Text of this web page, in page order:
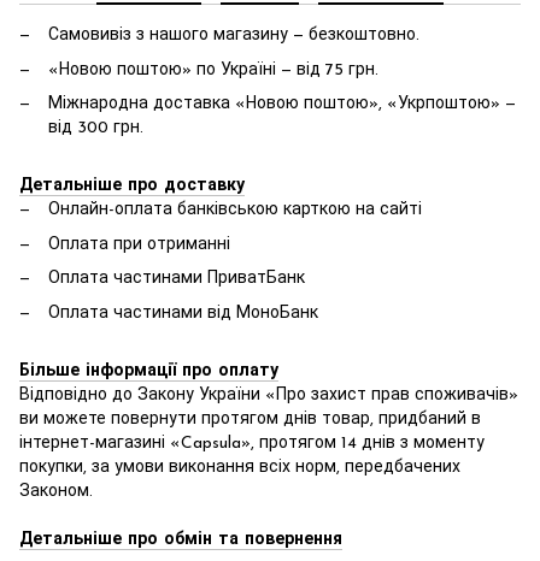
Самовивіз з нашого магазину — безкоштовно.
«Новою поштою» по Україні — від 75 грн.
Міжнародна доставка «Новою поштою», «Укрпоштою» —
від 300 грн.
Детальніше про доставку
Онлайн-оплата банківською карткою на сайті
Оплата при отриманні
Оплата частинами ПриватБанк
Оплата частинами від МоноБанк
Більше інформації про оплату
Відповідно до Закону України «Про захист прав споживачів»
ви можете повернути протягом днів товар, придбаний в
інтернет-магазині «Capsula», протягом 14 днів з моменту
покупки, за умови виконання всіх норм, передбачених
Законом.
Детальніше про обмін та повернення